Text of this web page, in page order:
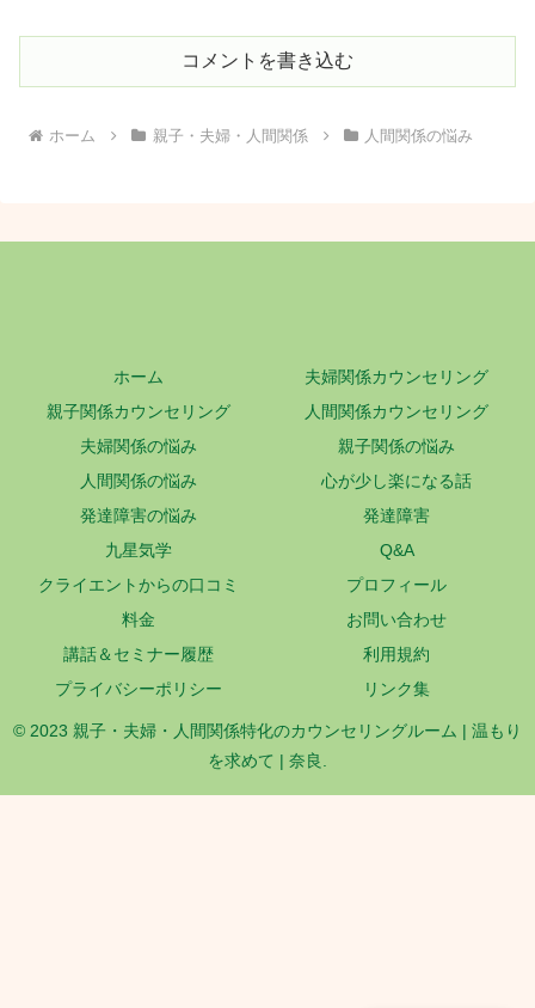
コメントを書き込む
ホーム 親子・夫婦・人間関係 人間関係の悩み
ホーム
夫婦関係カウンセリング
親子関係カウンセリング
人間関係カウンセリング
夫婦関係の悩み
親子関係の悩み
人間関係の悩み
心が少し楽になる話
発達障害の悩み
発達障害
九星気学
Q&A
クライエントからの口コミ
プロフィール
料金
お問い合わせ
講話＆セミナー履歴
利用規約
プライバシーポリシー
リンク集
© 2023 親子・夫婦・人間関係特化のカウンセリングルーム | 温もり
を求めて | 奈良.